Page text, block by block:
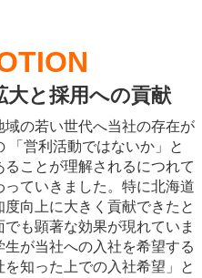
大と採用への貢献
の若い世代へ当社の存在が
「営利活動ではないか」と
ことが理解されるにつれて
ていきました。特に北海道
向上に大きく貢献できたと
も顕著な効果が現れていま
が当社への入社を希望する
知った上での入社希望」と